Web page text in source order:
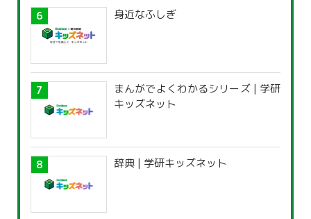
身近なふしぎ
まんがでよくわかるシリーズ | 学研
キッズネット
辞典 | 学研キッズネット